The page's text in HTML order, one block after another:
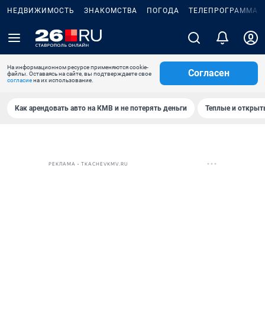
НЕДВИЖИМОСТЬ ЗНАКОМСТВА ПОГОДА ТЕЛЕПРОГРАММА
На информационном ресурсе применяются cookie-
файлы. Оставаясь на сайте, вы подтверждаете свое
согласиена их использование.
Согласен
Как арендовать авто на КМВ и не потерять деньги Теплые и
РЕКЛАМА • TKACHEVKMV.RU